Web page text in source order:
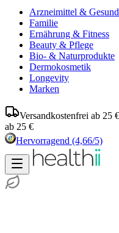
Arzneimittel &
Familie
Ernährung & Fitness
Beauty & Pflege
Bio- & Naturprodukte
Dermokosmetik
Longevity
Marken
Versandkostenfrei ab 25
ab 25 €
Hervorragend (4,66/5)